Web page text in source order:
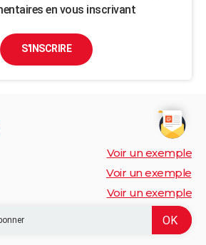
en vous inscrivant
S'INSCRIRE
Voir un exemple
Voir un exemple
Voir un exemple